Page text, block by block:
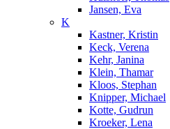
Jansen, Eva
K
Kastner, Kristin
Keck, Verena
Kehr, Janina
Klein, Thamar
Kloos, Stephan
Knipper, Michael
Kotte, Gudrun
Kroeker, Lena